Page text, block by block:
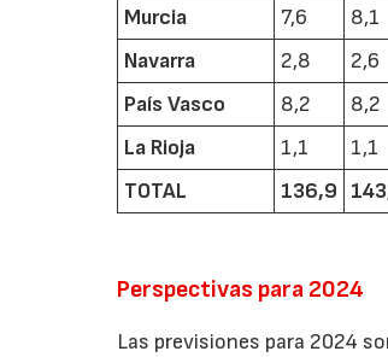
Murcia
7,6 8,1
Navarra
2,8 2,6
País Vasco
8,2 8,2
La Rioja
1,1 1,1
TOTAL
136,9
Perspectivas para 2024
Las previsiones para 2024